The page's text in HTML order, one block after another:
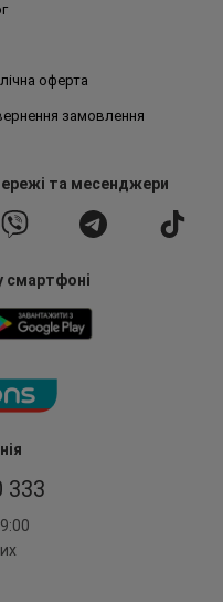
333
оферта
замовлення
та месенджери
смартфоні